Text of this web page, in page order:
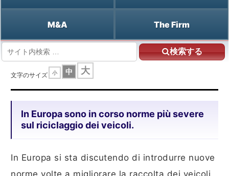
M&A The Firm
検索する
In Europa sono in corso norme più severe sul riciclaggio dei veicoli.
文字のサイズ 小 中 大
In Europa sono in corso norme più severe
sul riciclaggio dei veicoli.
In Europa si sta discutendo di introdurre nuove